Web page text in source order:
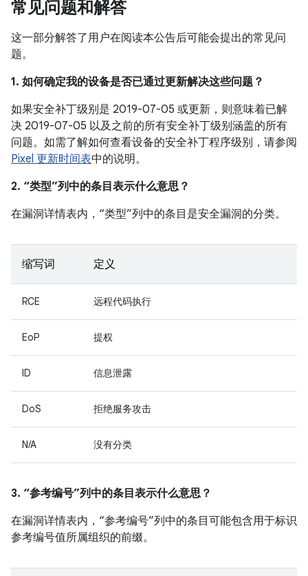
常见问题和解答
这一部分解答了用户在阅读本公告后可能会提出的常见问
题。
1. 如何确定我的设备是否已通过更新解决这些问题？
如果安全补丁级别是 2019-07-05 或更新，则意味着已解
决 2019-07-05 以及之前的所有安全补丁级别涵盖的所有
问题。如需了解如何查看设备的安全补丁程序级别，请参阅
Pixel 更新时间表中的说明。
2. “类型”列中的条目表示什么意思？
在漏洞详情表内，“类型”列中的条目是安全漏洞的分类。
缩写词 定义
RCE 远程代码执行
EoP 提权
ID 信息泄露
DoS 拒绝服务攻击
N/A 没有分类
3. “参考编号”列中的条目表示什么意思？
在漏洞详情表内，“参考编号”列中的条目可能包含用于标识
参考编号值所属组织的前缀。